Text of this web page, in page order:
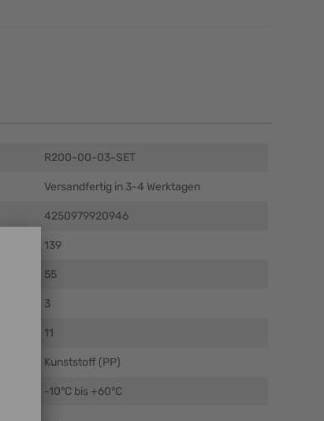
R200-00-03-SET
Versandfertig in 3-4 Werktagen
4250979920946
139
55
3
11
Kunststoff (PP)
-10°C bis +60°C